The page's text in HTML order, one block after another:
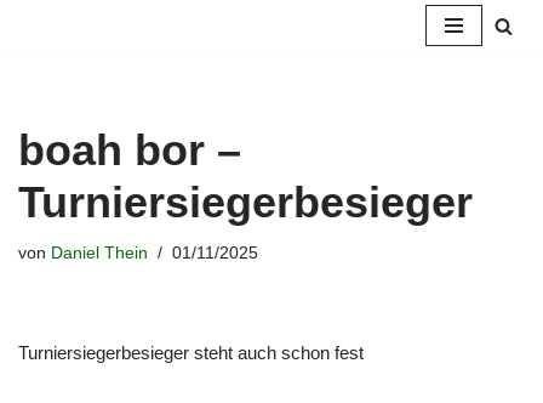
boah bor –
Turniersiegerbesieger
von Daniel Thein 01/11/2025
Turniersiegerbesieger steht auch schon fest